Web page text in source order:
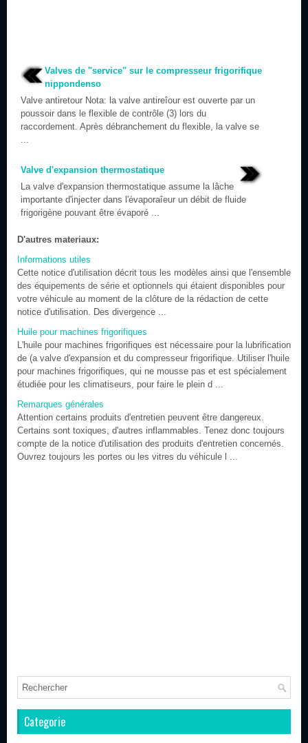
Valves de "service" sur le compresseur frigorifique
nippondenso
Valve antiretour Nota: la valve antireîour est ouverte par un
poussoir dans le flexible de contrôle (3) lors du
raccordement. Après débranchement du flexible, la valve se
...
Valve d'expansion thermostatique
La valve d'expansion thermostatique assume la lâche
importante d'injecter dans l'évaporaîeur un débit de fluide
frigorigène pouvant être évaporé ...
D'autres materiaux:
Informations utiles
Cette notice d'utilisation décrit tous les modèles ainsi que l'ensemble
des équipements de série et optionnels qui étaient disponibles pour
votre véhicule au moment de la clôture de la rédaction de cette
notice d'utilisation. Des divergence ...
Huile pour machines frigorifiques
L'huile pour machines frigorifiques est nécessaire pour la lubrification
de (a valve d'expansion et du compresseur frigorifique. Utiliser l'huile
pour machines frigorifiques, qui ne mousse pas et est spécialement
étudiée pour les climatiseurs, pour faire le plein d ...
Remarques générales
Attention certains produits d'entretien peuvent être dangereux.
Certains sont toxiques, d'autres inflammables. Tenez donc toujours
compte de la notice d'utilisation des produits d'entretien concernés.
Ouvrez toujours les portes ou les vitres du véhicule l ...
Categorie